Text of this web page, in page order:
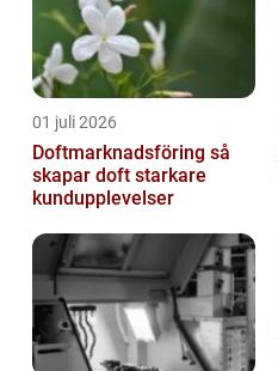
01 juli 2026
Doftmarknadsföring så
skapar doft starkare
kundupplevelser